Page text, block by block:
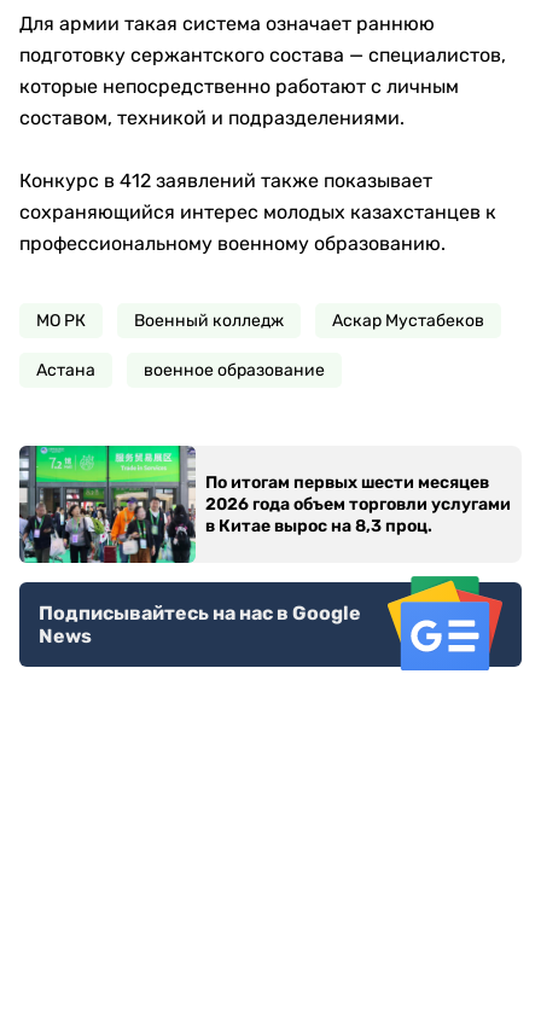
Для армии такая система означает раннюю
подготовку сержантского состава — специалистов,
которые непосредственно работают с личным
составом, техникой и подразделениями.
Конкурс в 412 заявлений также показывает
сохраняющийся интерес молодых казахстанцев к
профессиональному военному образованию.
МО РК Военный колледж Аскар Мустабеков
Астана военное образование
По итогам первых шести месяцев
2026 года объем торговли услугами
в Китае вырос на 8,3 проц.
Подписывайтесь на нас в Google
News